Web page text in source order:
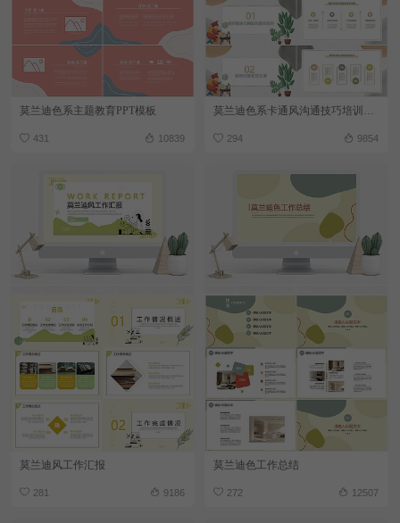
莫兰迪色系主题教育PPT模板
431 10839
莫兰迪色系卡通风沟通技巧培训PPT模板
294 9854
莫兰迪风工作汇报
281 9186
莫兰迪色工作总结
272 12507